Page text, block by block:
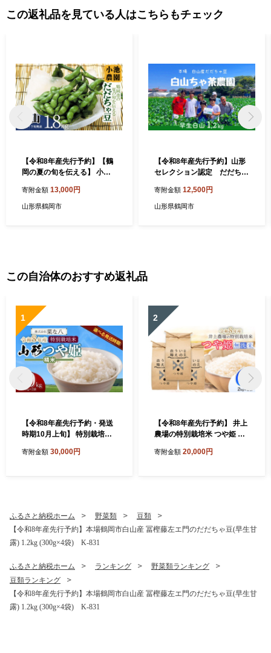
この返礼品を見ている人はこちらもチェック
【令和8年産先行予約】【鶴
岡の夏の旬を伝える】 小池
1.8kg（600g×3袋） k-832
寄附金額 13,000円
山形県鶴岡市
【令和8年産先行予約】山形
セレクション認定 だだちゃ
g×2袋） 山形県鶴岡市 白
山ちゃ茶農園 K-831 | だ
寄附金額 12,500円
山形県鶴岡市
この自治体のおすすめ返礼品
1
【令和8年産先行予約・発送
時期10月上旬】 特別栽培米
2) 山形県鶴岡市産 株式会
寄附金額 30,000円
2
【令和8年産先行予約】 井上
農場の特別栽培米 つや姫 無
56 山形県鶴岡市
寄附金額 20,000円
ふるさと納税ホーム 野菜類
豆類
【令和8年産先行予約】本場鶴岡市白山産 冨樫藤左エ門のだだちゃ豆(早生甘
露) 1.2kg (300g×4袋) K-831
ふるさと納税ホーム ランキング
野菜類ランキング
豆類ランキング
【令和8年産先行予約】本場鶴岡市白山産 冨樫藤左エ門のだだちゃ豆(早生甘
露) 1.2kg (300g×4袋) K-831